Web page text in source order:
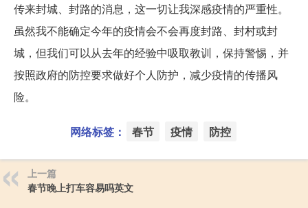
传来封城、封路的消息，这一切让我深感疫情的严重性。
虽然我不能确定今年的疫情会不会再度封路、封村或封
城，但我们可以从去年的经验中吸取教训，保持警惕，并
按照政府的防控要求做好个人防护，减少疫情的传播风
险。
网络标签： 春节 疫情 防控
上一篇
春节晚上打车容易吗英文